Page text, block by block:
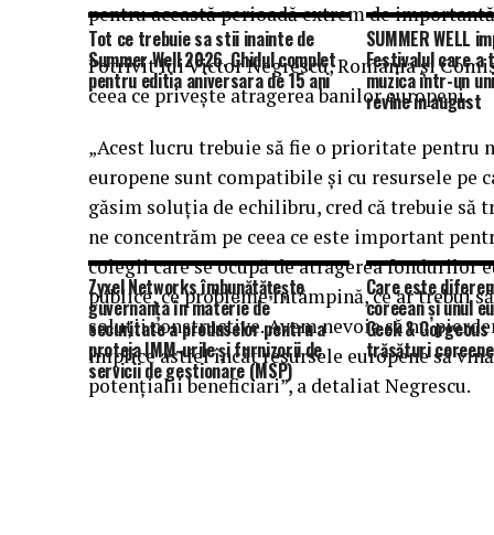
pentru această perioadă extrem de
Potrivit lui Victor Negrescu, România şi
ceea ce priveşte atragerea banilor europeni.
„Acest lucru trebuie să fie o prioritate pentru
europene sunt compatibile şi cu resursele pe
găsim soluţia de echilibru, cred că trebuie să
ne concentrăm pe ceea ce este important
colegii care se ocupă de atragerea fondurilor
publice, ce probleme întâmpină, ce ar trebui
soluţii constructive. Avem nevoie să nu
implice astfel încât resursele europene să
potenţialii beneficiari”, a detaliat Negrescu.
Tot ce trebuie sa stii inainte de
Summer Well 2026. Ghidul complet
pentru editia aniversara de 15 ani
SUMMER WELL
Festivalul care
muzica intr-un
revine in august
Zyxel Networks îmbunătățește
guvernanța în materie de
securitate a produselor pentru a
proteja IMM-urile și furnizorii de
servicii de gestionare (MSP)
Care este
coreean și unul
Geek &
trăsături coreene